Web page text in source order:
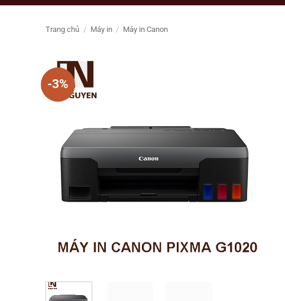
Trang chủ / Máy in / Máy in Canon
-3%